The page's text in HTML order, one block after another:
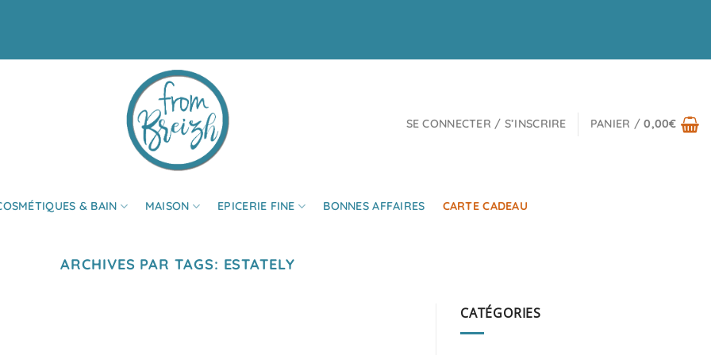
SE CONNECTER / S’INSCRIRE PANIER /0,00€
& BAIN MAISON EPICERIE FINE BONNES AFFAIRES CARTE CADEAU
ARCHIVES PAR TAGS: ESTATELY
CATÉGORIES